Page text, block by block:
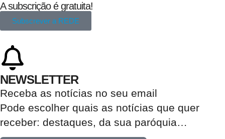
A subscrição é gratuita!
Subscrever a REDE
NEWSLETTER
Receba as notícias no seu email​
Pode escolher quais as notícias que quer
receber: destaques, da sua paróquia…